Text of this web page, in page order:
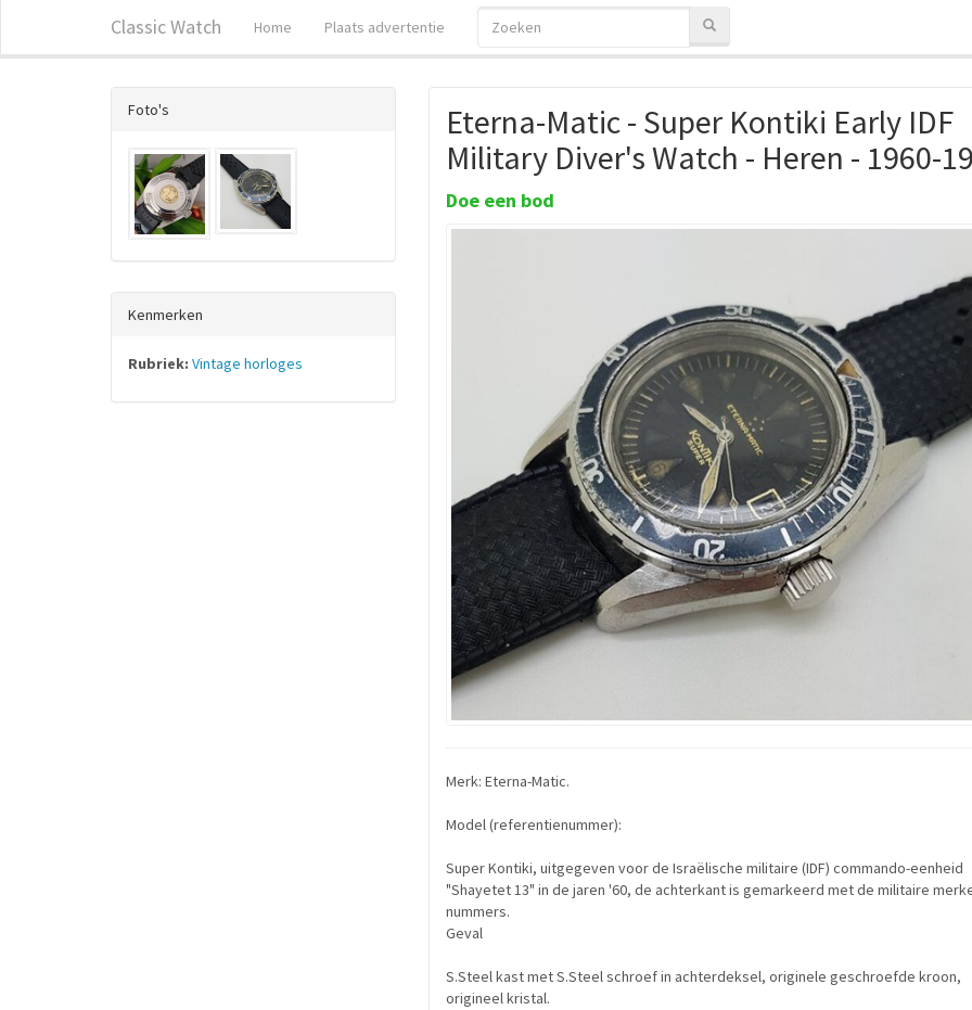
Classic Watch Home Plaats advertentie
Eterna-Matic - Super Kontiki Early IDF
Military Diver's Watch - Heren - 1960-
Doe een bod
Merk: Eterna-Matic.
Model (referentienummer):
Super Kontiki, uitgegeven voor de Israëlische militaire (IDF) commando-eenheid
"Shayetet 13" in de jaren '60, de achterkant is gemarkeerd met de militaire
nummers.
Geval
S.Steel kast met S.Steel schroef in achterdeksel, originele geschroefde kroon,
origineel kristal.
Foto's
Kenmerken
Rubriek: Vintage horloges